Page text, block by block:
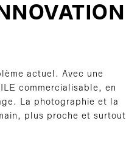
actuel. Avec une
commercialisable, en
La photographie et la
plus proche et surtout